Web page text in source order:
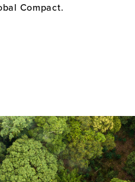
Compact.